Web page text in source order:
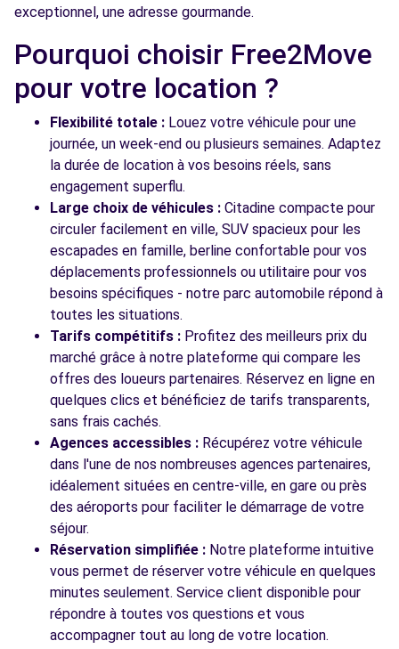
Voir l'agence
Free2Move Rent - GARAGE ST HONORE -
BUC (C)
641 AVENUE GUYNEMER
BUC, 78530
Voir l'agence
Voir toutes les agences
exceptionnel, une adresse gourmande.
Pourquoi choisir Free2Move
pour votre location ?
Flexibilité totale : Louez votre véhicule pour une
journée, un week-end ou plusieurs semaines. Adaptez
la durée de location à vos besoins réels, sans
engagement superflu.
Large choix de véhicules : Citadine compacte pour
circuler facilement en ville, SUV spacieux pour les
escapades en famille, berline confortable pour vos
déplacements professionnels ou utilitaire pour vos
besoins spécifiques - notre parc automobile répond à
toutes les situations.
Tarifs compétitifs : Profitez des meilleurs prix du
marché grâce à notre plateforme qui compare les
offres des loueurs partenaires. Réservez en ligne en
quelques clics et bénéficiez de tarifs transparents,
sans frais cachés.
Agences accessibles : Récupérez votre véhicule
dans l'une de nos nombreuses agences partenaires,
idéalement situées en centre-ville, en gare ou près
des aéroports pour faciliter le démarrage de votre
séjour.
Réservation simplifiée : Notre plateforme intuitive
vous permet de réserver votre véhicule en quelques
minutes seulement. Service client disponible pour
répondre à toutes vos questions et vous
accompagner tout au long de votre location.